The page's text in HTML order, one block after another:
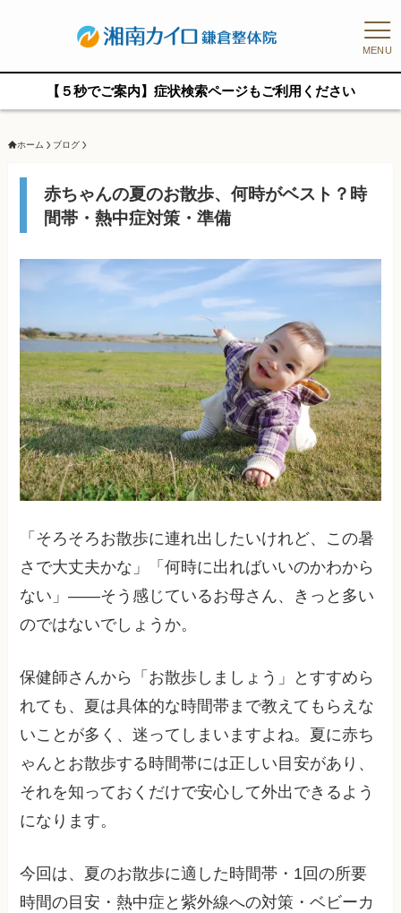
MENU
【５秒でご案内】症状検索ページもご利用ください
ホーム ブログ
赤ちゃんの夏のお散歩、何時がベスト？時
間帯・熱中症対策・準備
「そろそろお散歩に連れ出したいけれど、この暑
さで大丈夫かな」「何時に出ればいいのかわから
ない」——そう感じているお母さん、きっと多い
のではないでしょうか。
保健師さんから「お散歩しましょう」とすすめら
れても、夏は具体的な時間帯まで教えてもらえな
いことが多く、迷ってしまいますよね。夏に赤ち
ゃんとお散歩する時間帯には正しい目安があり、
それを知っておくだけで安心して外出できるよう
になります。
今回は、夏のお散歩に適した時間帯・1回の所要
時間の目安・熱中症と紫外線への対策・ベビーカ